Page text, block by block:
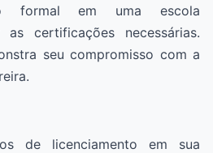
formal em uma escola
certificações necessárias.
seu compromisso com a
de licenciamento em sua